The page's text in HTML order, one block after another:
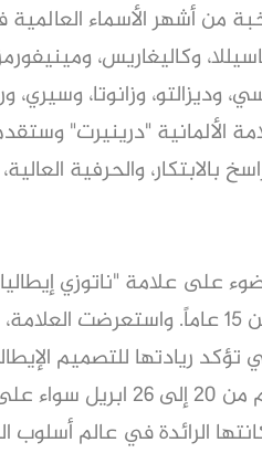
من أشهر الأسماء العالمية
وكاليغاريس،
وديزالتو، وزانوتا،
الألمانية "درينيرت"
بالابتكار، والحرفية
على علامة "ناتوزي
للمفروشات" حصرياً في الإمارات لأكثر من 15 عاماً.
ريادتها للتصميم
ناتوزي إيطاليا في هذا الحدث
الرائدة في عالم أسلوب